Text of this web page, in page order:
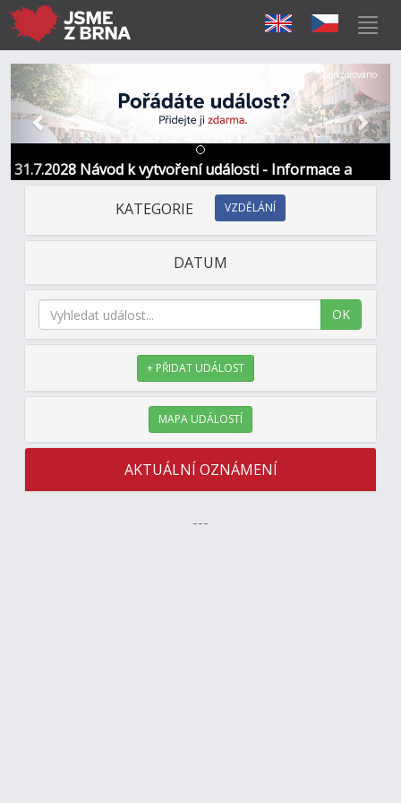
31.7.2028 Návod k vytvoření události - Informace a
kontakt
Předchozí Další
Sponzorováno
KATEGORIE VZDĚLÁNÍ
DATUM
OK
+ PŘIDAT UDÁLOST
MAPA UDÁLOSTÍ
AKTUÁLNÍ OZNÁMENÍ
---